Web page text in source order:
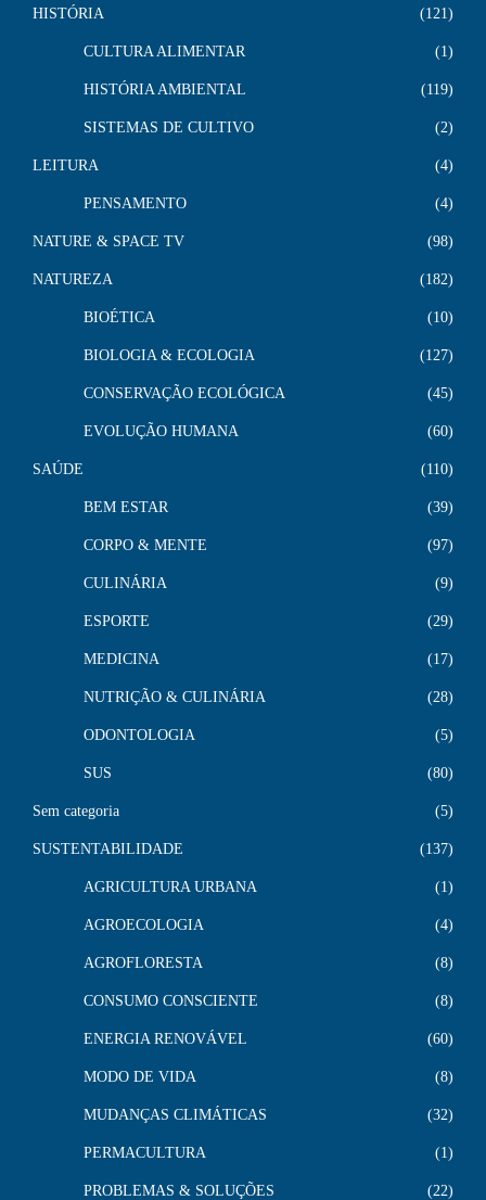
HISTÓRIA 121
CULTURA ALIMENTAR 1
HISTÓRIA AMBIENTAL 119
SISTEMAS DE CULTIVO 2
LEITURA 4
PENSAMENTO 4
NATURE & SPACE TV 98
NATUREZA 182
BIOÉTICA 10
BIOLOGIA & ECOLOGIA 127
CONSERVAÇÃO ECOLÓGICA 45
EVOLUÇÃO HUMANA 60
SAÚDE 110
BEM ESTAR 39
CORPO & MENTE 97
CULINÁRIA 9
ESPORTE 29
MEDICINA 17
NUTRIÇÃO & CULINÁRIA 28
ODONTOLOGIA 5
SUS 80
Sem categoria 5
SUSTENTABILIDADE 137
AGRICULTURA URBANA 1
AGROECOLOGIA 4
AGROFLORESTA 8
CONSUMO CONSCIENTE 8
ENERGIA RENOVÁVEL 60
MODO DE VIDA 8
MUDANÇAS CLIMÁTICAS 32
PERMACULTURA 1
PROBLEMAS & SOLUÇÕES 22